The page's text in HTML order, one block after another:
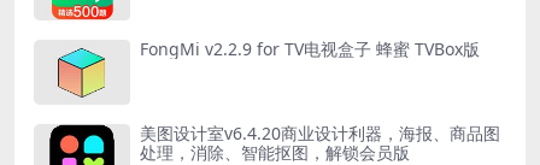
FongMi v2.2.9 for TV电视盒子 蜂蜜 TVBox版
美图设计室v6.4.20商业设计利器，海报、商品图
处理，消除、智能抠图，解锁会员版